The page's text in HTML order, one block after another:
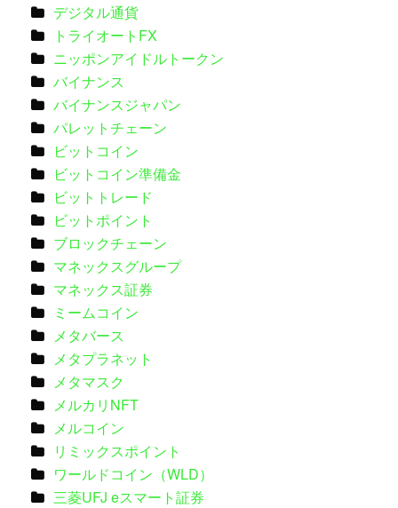
デジタル通貨
トライオートFX
ニッポンアイドルトークン
バイナンス
バイナンスジャパン
パレットチェーン
ビットコイン
ビットコイン準備金
ビットトレード
ビットポイント
ブロックチェーン
マネックスグループ
マネックス証券
ミームコイン
メタバース
メタプラネット
メタマスク
メルカリNFT
メルコイン
リミックスポイント
ワールドコイン（WLD）
三菱UFJ eスマート証券